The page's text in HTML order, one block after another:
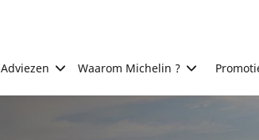
Adviezen Waarom Michelin ?